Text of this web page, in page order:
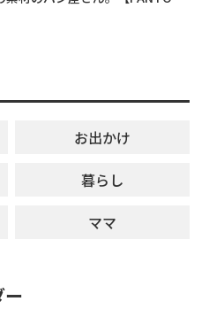
お出かけ
暮らし
ママ